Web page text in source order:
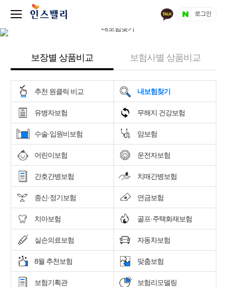
로그인
보장별 상품비교 보험사별 상품비교
추천 원클릭 비교 내보험찾기
유병자보험 무해지 건강보험
수술·입원비보험 암보험
어린이보험 운전자보험
간호간병보험 치매간병보험
종신·정기보험 연금보험
치아보험 골프·주택화재보험
실손의료보험 자동차보험
8월 추천보험 맞춤보험
보험기획관 보험리모델링